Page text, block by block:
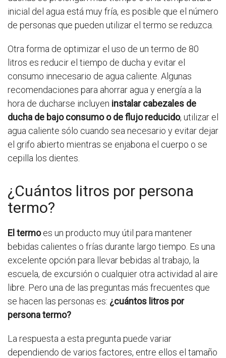
inicial del agua está muy fría, es posible que el número
de personas que pueden utilizar el termo se reduzca.
Otra forma de optimizar el uso de un termo de 80
litros es reducir el tiempo de ducha y evitar el
consumo innecesario de agua caliente. Algunas
recomendaciones para ahorrar agua y energía a la
hora de ducharse incluyen instalar cabezales de
ducha de bajo consumo o de flujo reducido, utilizar el
agua caliente sólo cuando sea necesario y evitar dejar
el grifo abierto mientras se enjabona el cuerpo o se
cepilla los dientes.
¿Cuántos litros por persona
termo?
El termoes un producto muy útil para mantener
bebidas calientes o frías durante largo tiempo. Es una
excelente opción para llevar bebidas al trabajo, la
escuela, de excursión o cualquier otra actividad al aire
libre. Pero una de las preguntas más frecuentes que
se hacen las personas es: ¿cuántos litros por
persona termo?
La respuesta a esta pregunta puede variar
dependiendo de varios factores, entre ellos el tamaño